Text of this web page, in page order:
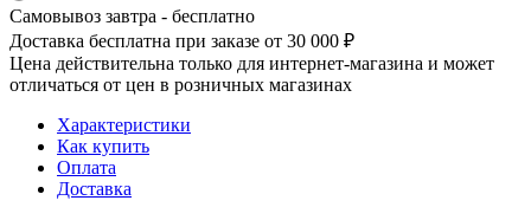
Самовывоз завтра - бесплатно
Доставка бесплатна при заказе от 30 000 ₽
Цена действительна только для интернет-магазина и может
отличаться от цен в розничных магазинах
Характеристики
Как купить
Оплата
Доставка